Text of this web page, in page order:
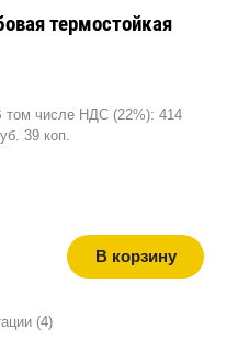
термостойкая
том числе НДС (22%): 414
39 коп.
В корзину
(4)